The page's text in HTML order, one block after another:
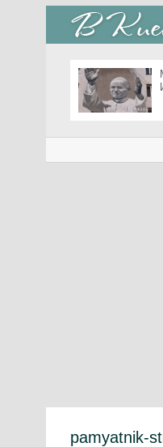
pamyatnik-